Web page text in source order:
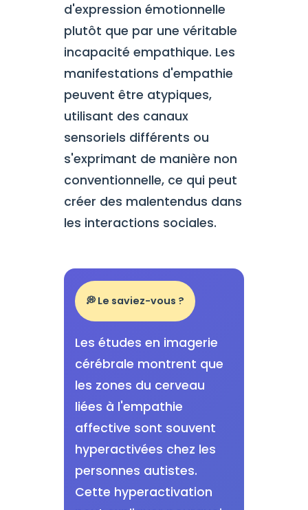
d'expression émotionnelle
plutôt que par une véritable
incapacité empathique. Les
manifestations d'empathie
peuvent être atypiques,
utilisant des canaux
sensoriels différents ou
s'exprimant de manière non
conventionnelle, ce qui peut
créer des malentendus dans
les interactions sociales.
💭 Le saviez-vous ?
Les études en imagerie
cérébrale montrent que
les zones du cerveau
liées à l'empathie
affective sont souvent
hyperactivées chez les
personnes autistes.
Cette hyperactivation